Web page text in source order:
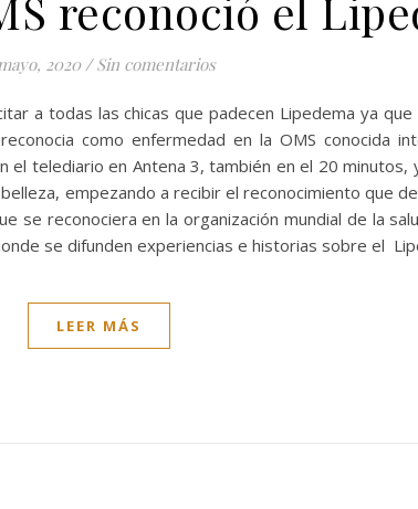
2020 / Sin comentarios
a todas las chicas que padecen Lipedema ya que
como enfermedad en la OMS conocida
el telediario en Antena 3, también en el 20 minutos,
empezando a recibir el reconocimiento que
se reconociera en la organización mundial de la
se difunden experiencias e historias sobre el
LEER MÁS